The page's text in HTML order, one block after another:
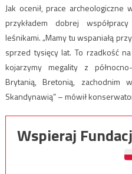
Jak ocenił, prace
przykładem dobrej
leśnikami. „Mamy tu wspaniałą
sprzed tysięcy lat. To rzadkość
kojarzymy megality z
Brytanią, Bretonią, zachodnim
Skandynawią” – mówił
Wspieraj